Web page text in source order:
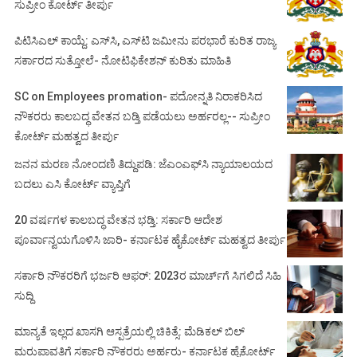
ಸುಪ್ರೀಂ ಕೋರ್ಟ್ ತೀರ್ಪು
ಪಿಟಿಸಿಎಲ್ ಕಾಯ್ದೆ: ಎಸ್‌ಸಿ, ಎಸ್‌ಟಿ ಜಮೀನು ಪರಭಾರೆ ಕುರಿತ ರಾಜ್ಯ
ಸರ್ಕಾರದ ಸುತ್ತೋಲೆ- ನೋಟಿಫಿಕೇಶನ್‌ ಕುರಿತು ಮಾಹಿತಿ
SC on Employees promation- ಪದೋನ್ನತಿ ನಿರಾಕರಿಸಿದ
ನೌಕರರು ಕಾಲಬದ್ಧ ವೇತನ ಬಡ್ತಿ ಪಡೆಯಲು ಅರ್ಹರಲ್ಲ-- ಸುಪ್ರೀಂ
ಕೋರ್ಟ್ ಮಹತ್ವದ ತೀರ್ಪು
ಜನನ ಮರಣ ನೋಂದಣಿ ತಿದ್ದುಪಡಿ: ಜೆಎಂಎಫ್‌ಸಿ ನ್ಯಾಯಾಲಯದ
ಬದಲು ಎಸಿ ಕೋರ್ಟ್‌ ವ್ಯಾಪ್ತಿಗೆ
20 ವರ್ಷಗಳ ಕಾಲಬದ್ಧ ವೇತನ ಭಡ್ತಿ: ಸರ್ಕಾರಿ ಆದೇಶ
ಪೂರ್ವಾನ್ವಯಗೊಳಿಸಿ ಜಾರಿ- ಕರ್ನಾಟಕ ಹೈಕೋರ್ಟ್ ಮಹತ್ವದ ತೀರ್ಪು
ಸರ್ಕಾರಿ ನೌಕರರಿಗೆ ಭರ್ಜರಿ ಆಫರ್: 2023ರ ಮಾರ್ಚ್‌ಗೆ ಸಿಗಲಿದೆ ಸಿಹಿ
ಸುದ್ದಿ
ಮಾನ್ಯತೆ ಇಲ್ಲದ ಖಾಸಗಿ ಆಸ್ಪತ್ರೆಯಲ್ಲಿ ಚಿಕಿತ್ಸೆ: ಮೆಡಿಕಲ್ ಬಿಲ್
ಮರುಪಾವತಿಗೆ ಸರ್ಕಾರಿ ನೌಕರರು ಅರ್ಹರು- ಕರ್ನಾಟಕ ಹೈಕೋರ್ಟ್